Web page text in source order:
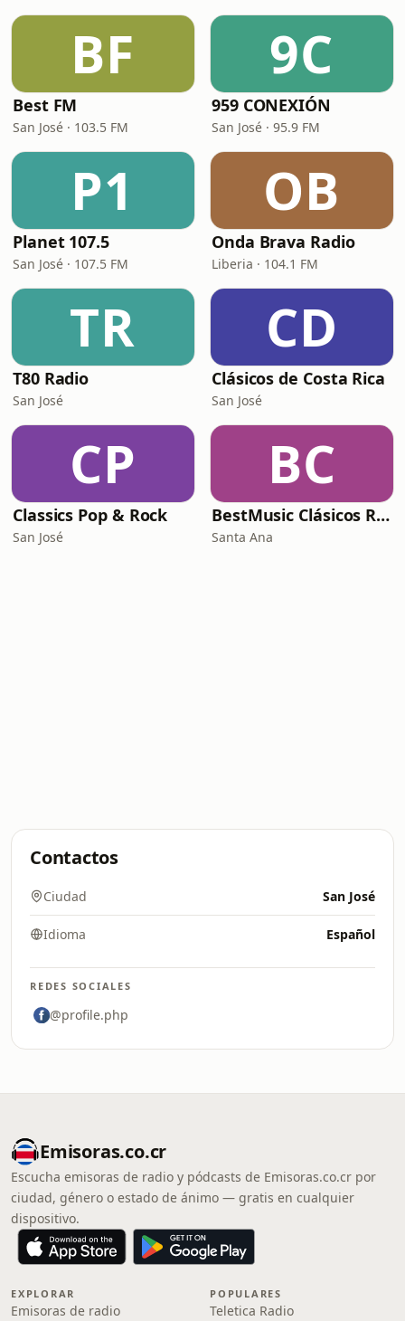
BF
Best FM
San José · 103.5 FM
9C
959 CONEXIÓN
San José · 95.9 FM
P1
Planet 107.5
San José · 107.5 FM
OB
Onda Brava Radio
Liberia · 104.1 FM
TR
T80 Radio
San José
CD
Clásicos de Costa Rica
San José
CP
Classics Pop & Rock
San José
BC
BestMusic Clásicos Radio
Santa Ana
Contactos
Ciudad San José
Idioma Español
REDES SOCIALES
@profile.php
Emisoras.co.cr
Escucha emisoras de radio y pódcasts de Emisoras.co.cr por
ciudad, género o estado de ánimo — gratis en cualquier
dispositivo.
EXPLORAR
Emisoras de radio
POPULARES
Teletica Radio